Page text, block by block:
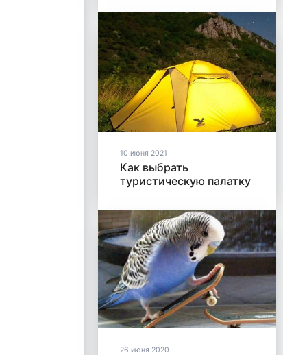
10 июня 2021
Как выбрать
туристическую палатку
26 июня 2020